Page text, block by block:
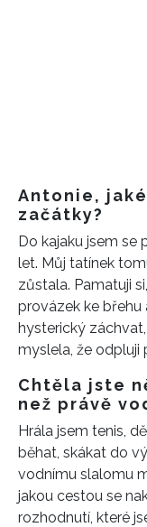
Antonie,
začátky?
Do kajaku jsem se
let. Můj tatínek
zůstala. Pamatuji
provázek ke břehu
hysterický
myslela, že odpluji
Chtěla jste
než právě
Hrála jsem tenis,
běhat, skákat do
vodnímu slalomu
jakou cestou se
rozhodnutí, které